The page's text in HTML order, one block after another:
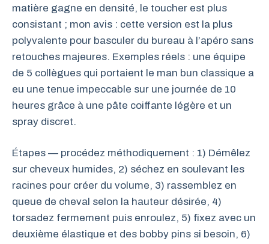
matière gagne en densité, le toucher est plus
consistant ; mon avis : cette version est la plus
polyvalente pour basculer du bureau à l’apéro sans
retouches majeures. Exemples réels : une équipe
de 5 collègues qui portaient le man bun classique a
eu une tenue impeccable sur une journée de 10
heures grâce à une pâte coiffante légère et un
spray discret.
Étapes — procédez méthodiquement : 1) Démêlez
sur cheveux humides, 2) séchez en soulevant les
racines pour créer du volume, 3) rassemblez en
queue de cheval selon la hauteur désirée, 4)
torsadez fermement puis enroulez, 5) fixez avec un
deuxième élastique et des bobby pins si besoin, 6)